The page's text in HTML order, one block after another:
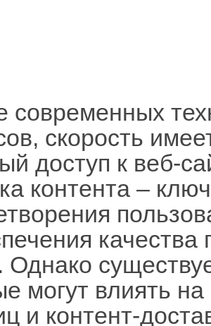
современных
скорость
доступ к веб-
контента –
качества
Однако
могут влиять на
и контент-